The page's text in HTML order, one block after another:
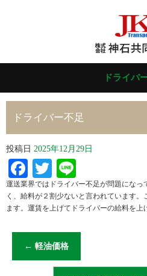
ドライバ
ドライバー不足
投稿日 2025年12月29日
Facebook
Twitter
運送業界ではドライバー不足が問題にな
く、給料が２割少ないと言われています
ます。運賃を上げてドライバーの給料を上
← 軽油価格